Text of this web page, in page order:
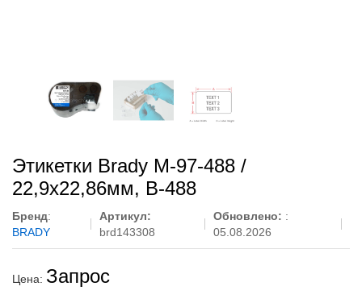
Этикетки Brady M-97-488 /
22,9x22,86мм, B-488
Бренд:
BRADY
Артикул:
brd143308
Обновлено: :
05.08.2026
Цена: Запрос